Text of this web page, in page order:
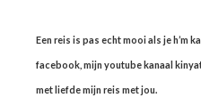
Een reis is pas echt mooi als je h’m
facebook, mijn youtube kanaal
met liefde mijn reis met jou.